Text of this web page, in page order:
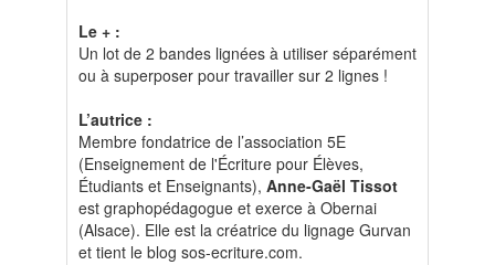
Le + :
Un lot de 2 bandes lignées à utiliser séparément
ou à superposer pour travailler sur 2 lignes !
L’autrice :
Membre fondatrice de l’association 5E
(Enseignement de l'Écriture pour Élèves,
Étudiants et Enseignants), Anne-Gaël Tissot
est graphopédagogue et exerce à Obernai
(Alsace). Elle est la créatrice du lignage Gurvan
et tient le blog sos-ecriture.com.